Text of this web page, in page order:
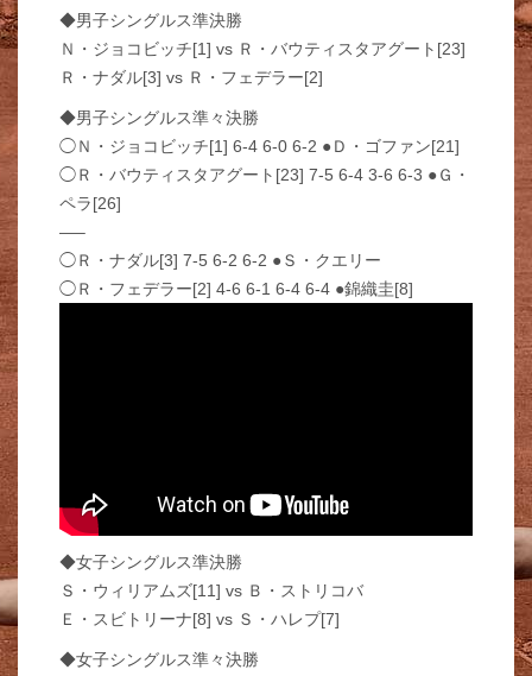
◆男子シングルス準決勝
Ｎ・ジョコビッチ[1] vs Ｒ・バウティスタアグート[23]
Ｒ・ナダル[3] vs Ｒ・フェデラー[2]
◆男子シングルス準々決勝
◯Ｎ・ジョコビッチ[1] 6-4 6-0 6-2 ●Ｄ・ゴファン[21]
◯Ｒ・バウティスタアグート[23] 7-5 6-4 3-6 6-3 ●Ｇ・
ペラ[26]
—–
◯Ｒ・ナダル[3] 7-5 6-2 6-2 ●Ｓ・クエリー
◯Ｒ・フェデラー[2] 4-6 6-1 6-4 6-4 ●錦織圭[8]
◆女子シングルス準決勝
Ｓ・ウィリアムズ[11] vs Ｂ・ストリコバ
Ｅ・スビトリーナ[8] vs Ｓ・ハレプ[7]
◆女子シングルス準々決勝